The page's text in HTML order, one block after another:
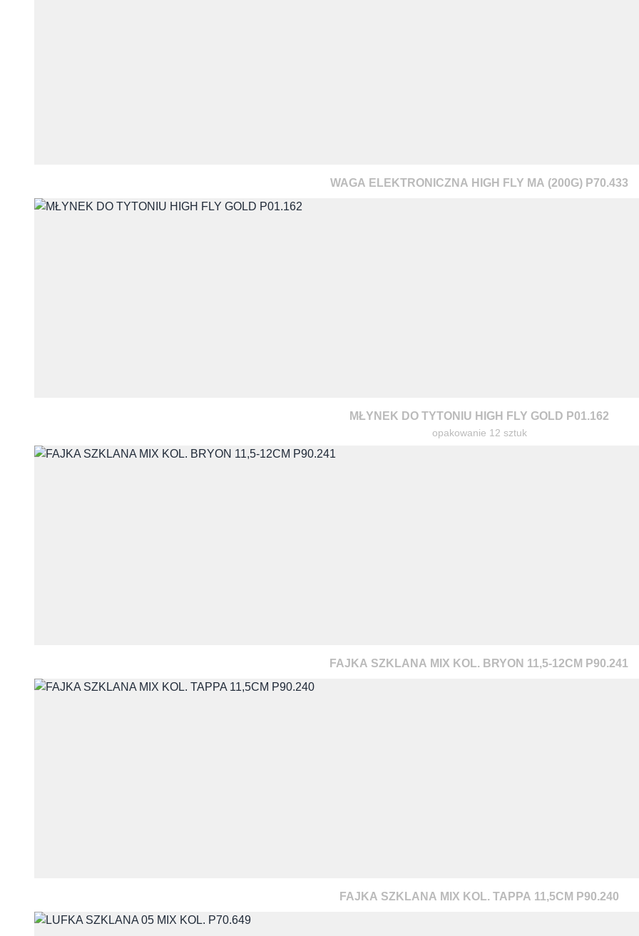
WAGA ELEKTRONICZNA HIGH FLY MA (200G) P70.433
MŁYNEK DO TYTONIU HIGH FLY GOLD P01.162
opakowanie 12 sztuk
FAJKA SZKLANA MIX KOL. BRYON 11,5-12CM P90.241
FAJKA SZKLANA MIX KOL. TAPPA 11,5CM P90.240